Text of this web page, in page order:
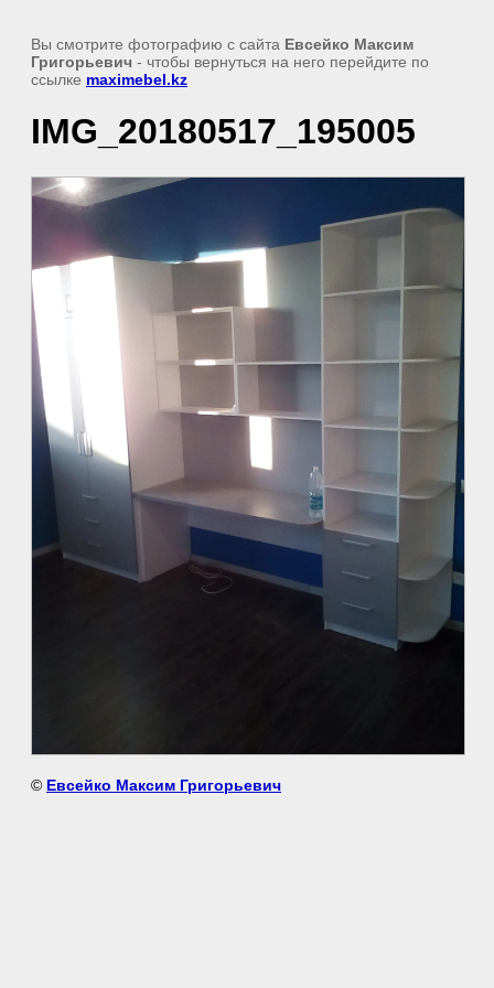
Вы смотрите фотографию с сайта Евсейко Максим
Григорьевич - чтобы вернуться на него перейдите по
ссылке maximebel.kz
IMG_20180517_195005
© Евсейко Максим Григорьевич